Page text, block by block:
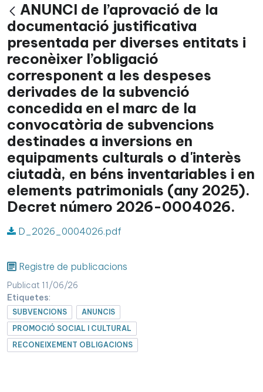
Vés enrere
ANUNCI de l’aprovació de la
documentació justificativa
presentada per diverses entitats i
reconèixer l’obligació
corresponent a les despeses
derivades de la subvenció
concedida en el marc de la
convocatòria de subvencions
destinades a inversions en
equipaments culturals o d'interès
ciutadà, en béns inventariables i en
elements patrimonials (any 2025).
Decret número 2026-0004026.
D_2026_0004026.pdf
Registre de publicacions
Publicat 11/06/26
Etiquetes:
SUBVENCIONS
ANUNCIS
PROMOCIÓ SOCIAL I CULTURAL
RECONEIXEMENT OBLIGACIONS